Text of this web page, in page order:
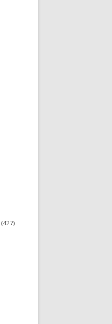
(427)